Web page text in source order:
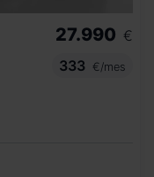
27.990 €
333
€/mes